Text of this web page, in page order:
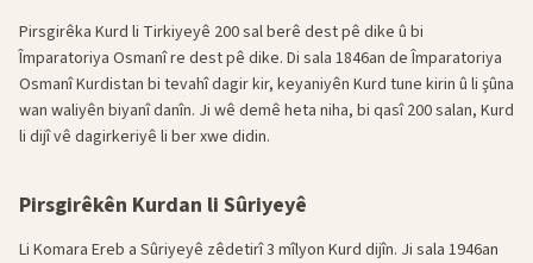
Pirsgirêka Kurd li Tirkiyeyê 200 sal berê dest pê dike û bi
Împaratoriya Osmanî re dest pê dike. Di sala 1846an de Împaratoriya
Osmanî Kurdistan bi tevahî dagir kir, keyaniyên Kurd tune kirin û li şûna
wan waliyên biyanî danîn. Ji wê demê heta niha, bi qasî 200 salan, Kurd
li dijî vê dagirkeriyê li ber xwe didin.
Pirsgirêkên Kurdan li Sûriyeyê
Li Komara Ereb a Sûriyeyê zêdetirî 3 mîlyon Kurd dijîn. Ji sala 1946an